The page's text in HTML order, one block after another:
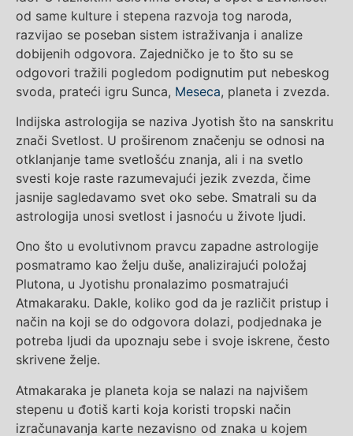
od same kulture i stepena razvoja tog naroda,
razvijao se poseban sistem istraživanja i analize
dobijenih odgovora. Zajedničko je to što su se
odgovori tražili pogledom podignutim put nebeskog
svoda, prateći igru Sunca, Meseca, planeta i zvezda.
Indijska astrologija se naziva Jyotish što na sanskritu
znači Svetlost. U proširenom značenju se odnosi na
otklanjanje tame svetlošću znanja, ali i na svetlo
svesti koje raste razumevajući jezik zvezda, čime
jasnije sagledavamo svet oko sebe. Smatrali su da
astrologija unosi svetlost i jasnoću u živote ljudi.
Ono što u evolutivnom pravcu zapadne astrologije
posmatramo kao želju duše, analizirajući položaj
Plutona, u Jyotishu pronalazimo posmatrajući
Atmakaraku. Dakle, koliko god da je različit pristup i
način na koji se do odgovora dolazi, podjednaka je
potreba ljudi da upoznaju sebe i svoje iskrene, često
skrivene želje.
Atmakaraka je planeta koja se nalazi na najvišem
stepenu u đotiš karti koja koristi tropski način
izračunavanja karte nezavisno od znaka u kojem